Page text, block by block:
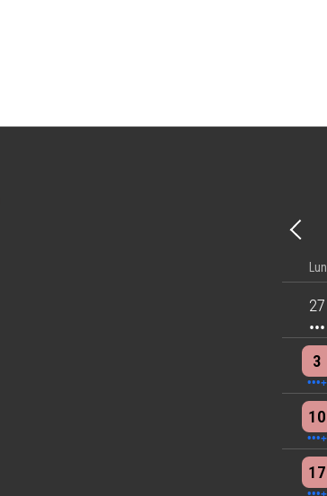
Lun
27
3
3
4
10
5
17
5